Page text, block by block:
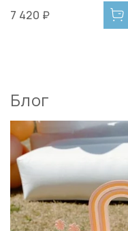
7 420 ₽
Блог